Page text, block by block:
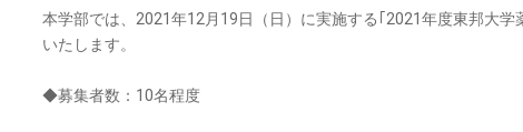
教育憲章
（教学に関する方針）
本学部では、2021年12月19日（日）に実施する｢2021年度東邦大学
いたします。
◆募集者数：10名程度